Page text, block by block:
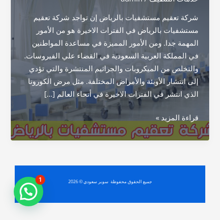
شركة تعقيم مستشفيات بالرياض إن تواجد شركة تعقيم
مستشفيات بالرياض في الفترات الاخيرة هو من الأمور
المهمة جدا. ومن الأمور المميزة في مساعدة المواطنين
في المملكة العربية السعودية في القضاء علي الفيروسات.
والتخلص من الميكروبات والجراثيم المنتشرة والتي تؤدي
إلى انتشار الأوبئة والأمراض المختلفة. مثل مرض الكورونا
الذي انتشر في الفترات الاخيرة في أنحاء العالم […]
شركة
تعقيم
مستشفيات
قراءة المزيد »
جميع الحقوق محفوظة سوبر سعودي © 2026 1